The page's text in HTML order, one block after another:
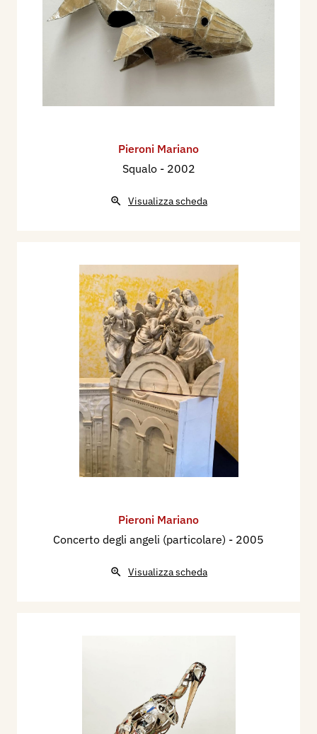
Pieroni Mariano
Squalo - 2002
Visualizza scheda
Pieroni Mariano
Concerto degli angeli (particolare) - 2005
Visualizza scheda